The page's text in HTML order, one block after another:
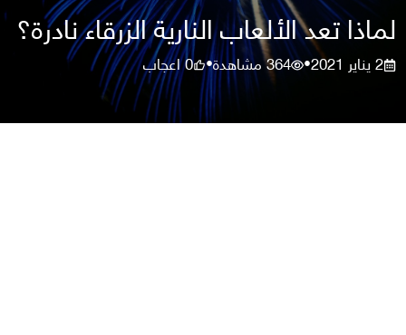
لماذا تعد الألعاب النارية الزرقاء نادرة؟
2 يناير 2021 •
364مشاهدة•
0اعجاب